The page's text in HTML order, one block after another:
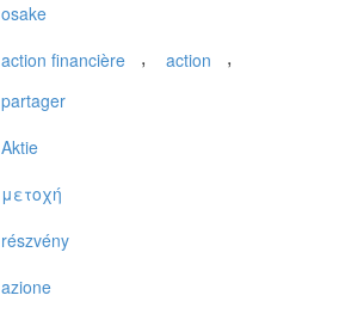
osake
action financière , action ,
partager
Aktie
μετoχή
részvény
azione